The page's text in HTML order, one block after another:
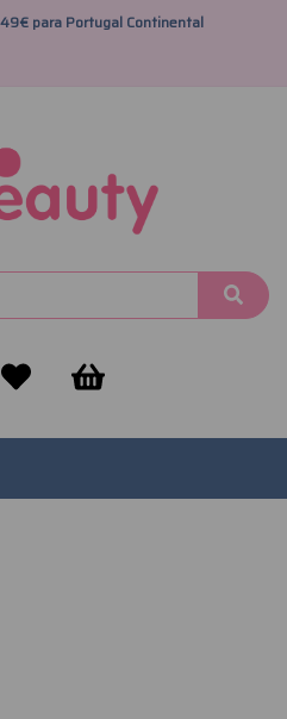
para Portugal Continental